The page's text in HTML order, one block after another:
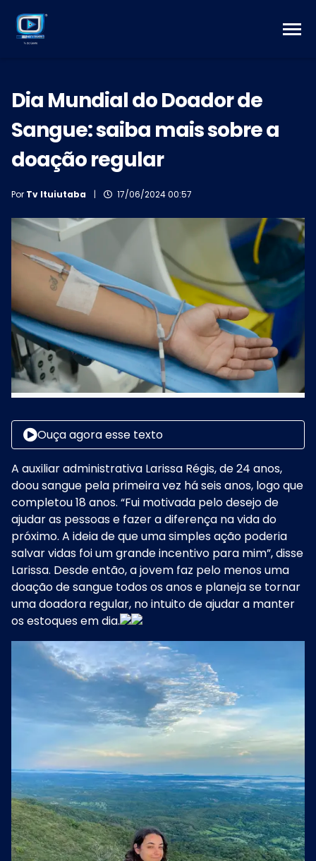
Dia Mundial do Doador de
Sangue: saiba mais sobre a
doação regular
Por Tv Ituiutaba | 17/06/2024 00:57
Ouça agora esse texto
A auxiliar administrativa Larissa Régis, de 24 anos,
doou sangue pela primeira vez há seis anos, logo que
completou 18 anos. “Fui motivada pelo desejo de
ajudar as pessoas e fazer a diferença na vida do
próximo. A ideia de que uma simples ação poderia
salvar vidas foi um grande incentivo para mim”, disse
Larissa. Desde então, a jovem faz pelo menos uma
doação de sangue todos os anos e planeja se tornar
uma doadora regular, no intuito de ajudar a manter
os estoques em dia.